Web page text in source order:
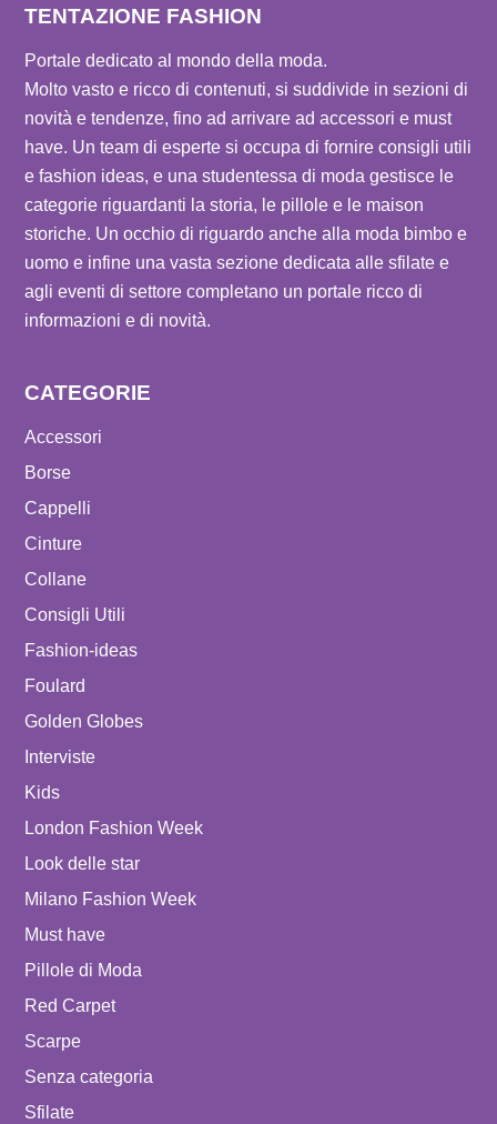
TENTAZIONE FASHION
Portale dedicato al mondo della moda.
Molto vasto e ricco di contenuti, si suddivide in sezioni di
novità e tendenze, fino ad arrivare ad accessori e must
have. Un team di esperte si occupa di fornire consigli utili
e fashion ideas, e una studentessa di moda gestisce le
categorie riguardanti la storia, le pillole e le maison
storiche. Un occhio di riguardo anche alla moda bimbo e
uomo e infine una vasta sezione dedicata alle sfilate e
agli eventi di settore completano un portale ricco di
informazioni e di novità.
CATEGORIE
Accessori
Borse
Cappelli
Cinture
Collane
Consigli Utili
Fashion-ideas
Foulard
Golden Globes
Interviste
Kids
London Fashion Week
Look delle star
Milano Fashion Week
Must have
Pillole di Moda
Red Carpet
Scarpe
Senza categoria
Sfilate